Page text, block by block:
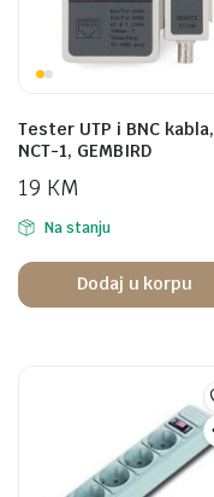
Tester UTP i BNC kabla,
NCT-1, GEMBIRD
19 KM
Na stanju
Dodaj u korpu